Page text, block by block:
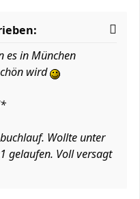
es in München
wird
Wollte unter
gelaufen. Voll versagt